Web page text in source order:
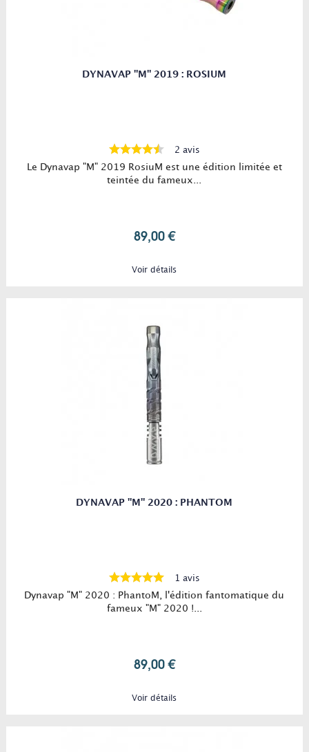
DYNAVAP "M" 2019 : ROSIUM
2 avis
Le Dynavap "M" 2019 RosiuM est une édition limitée et
teintée du fameux...
89,00 €
Voir détails
DYNAVAP "M" 2020 : PHANTOM
1 avis
Dynavap "M" 2020 : PhantoM, l'édition fantomatique du
fameux "M" 2020 !...
89,00 €
Voir détails